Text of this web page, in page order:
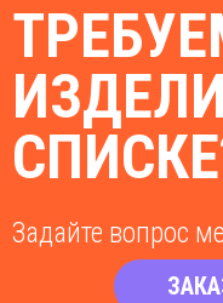
Задайте вопрос